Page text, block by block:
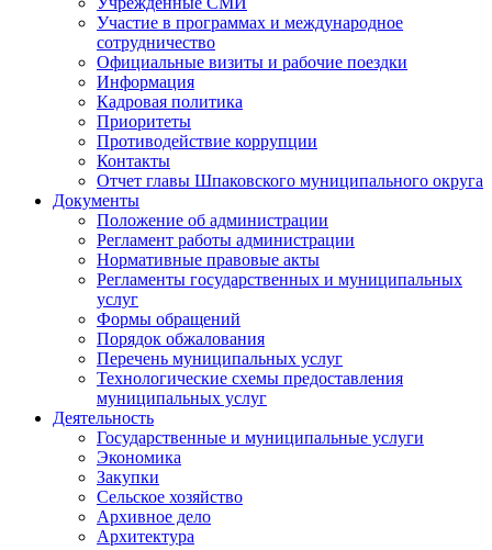
Участие в программах и международное
сотрудничество
Официальные визиты и рабочие поездки
Информация
Кадровая политика
Приоритеты
Противодействие коррупции
Контакты
Отчет главы Шпаковского муниципального округа
Документы
Положение об администрации
Регламент работы администрации
Нормативные правовые акты
Регламенты государственных и муниципальных
услуг
Формы обращений
Порядок обжалования
Перечень муниципальных услуг
Технологические схемы предоставления
муниципальных услуг
Деятельность
Государственные и муниципальные услуги
Экономика
Закупки
Сельское хозяйство
Архивное дело
Архитектура